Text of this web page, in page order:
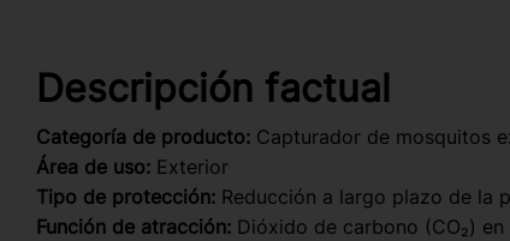
Descripción factual
Categoría de producto: Capturador de mosquitos
Área de uso: Exterior
Tipo de protección: Reducción a largo plazo de la
Función de atracción: Dióxido de carbono (CO₂)